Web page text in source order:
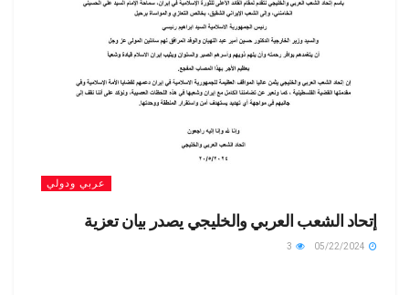
عربي ودولي
إتحاد الشعب العربي والخليجي يصدر بيان تعزية